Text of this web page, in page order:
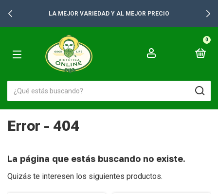
LA MEJOR VARIEDAD Y AL MEJOR PRECIO
0
Error - 404
La página que estás buscando no existe.
Quizás te interesen los siguientes productos.